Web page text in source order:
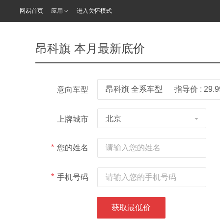
网易首页 应用 进入关怀模式
昂科旗 本月最新底价
意向车型 昂科旗 全系车型 指导价 :
上牌城市 北京
* 您的姓名
* 手机号码
获取最低价